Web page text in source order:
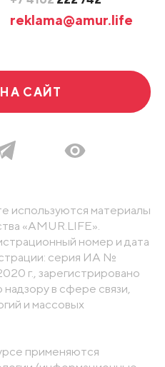
reklama@amur.life
САЙТ
используются материалы
«AMUR.LIFE».
номер и дата
серия ИА №
г., зарегистрировано
в сфере связи,
и массовых
применяются